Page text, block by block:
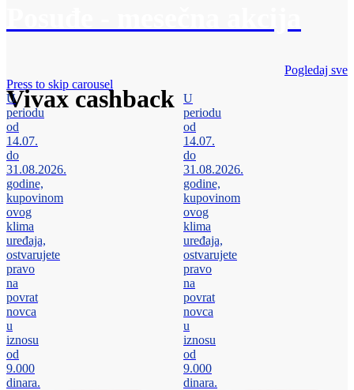
Vivax cashback
Pogledaj sve
Press to skip carousel
U
periodu
od
14.07.
do
31.08.2026.
godine,
kupovinom
ovog
klima
uređaja,
ostvarujete
pravo
na
povrat
novca
u
iznosu
od
9.000
dinara.
U
periodu
od
14.07.
do
31.08.2026.
godine,
kupovinom
ovog
klima
uređaja,
ostvarujete
pravo
na
povrat
novca
u
iznosu
od
9.000
dinara.